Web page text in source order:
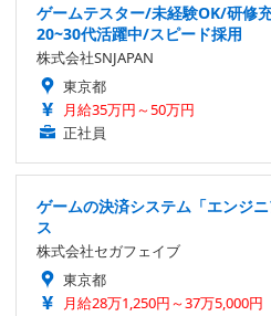
ゲームテスター/未経験OK/研修
20~30代活躍中/スピード採用
株式会社SNJAPAN
東京都
月給35万円～50万円
正社員
ゲームの決済システム「エンジ
ス
株式会社セガフェイブ
東京都
月給28万1,250円～37万5,000円